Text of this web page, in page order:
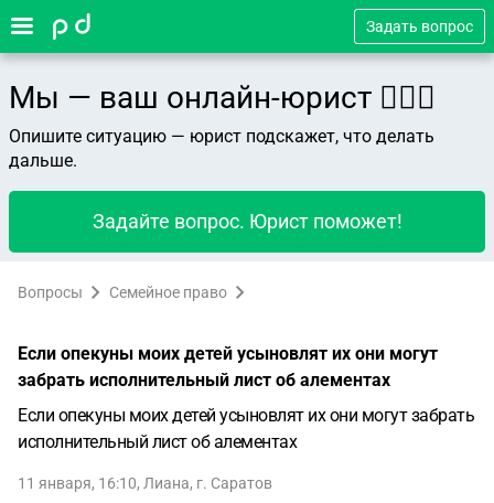
Задать вопрос
Мы — ваш онлайн-юрист 👨🏻‍⚖️
Опишите ситуацию — юрист подскажет, что делать
дальше.
Задайте вопрос. Юрист поможет!
Вопросы Семейное право
Если опекуны моих детей усыновлят их они могут
забрать исполнительный лист об алементах
Если опекуны моих детей усыновлят их они могут забрать
исполнительный лист об алементах
11 января, 16:10, Лиана, г. Саратов